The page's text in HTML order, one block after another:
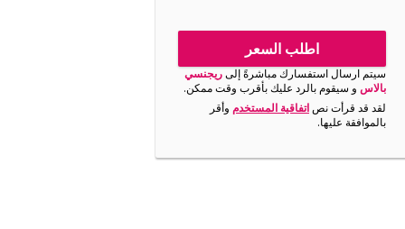
اطلب السعر
سيتم ارسال استفسارك مباشرةً إلىريجنسي
بالاس و سيقوم بالرد عليك بأقرب وقت ممكن.
لقد قد قرأت نصاتفاقية المستخدم وأقر
بالموافقة عليها.